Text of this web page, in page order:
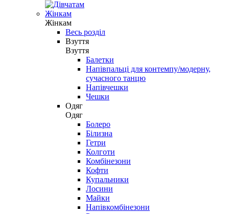
Жінкам
Жінкам
Весь розділ
Взуття
Взуття
Балетки
Напівпальці для контемпу/модерну,
сучасного танцю
Напівчешки
Чешки
Одяг
Одяг
Болеро
Білизна
Гетри
Колготи
Комбінезони
Кофти
Купальники
Лосини
Майки
Напівкомбінезони